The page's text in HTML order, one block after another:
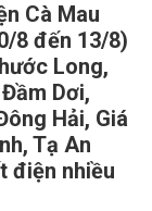
Cà Mau
8 đến 13/8)
Long,
Dơi,
Hải, Giá
Tạ An
điện nhiều